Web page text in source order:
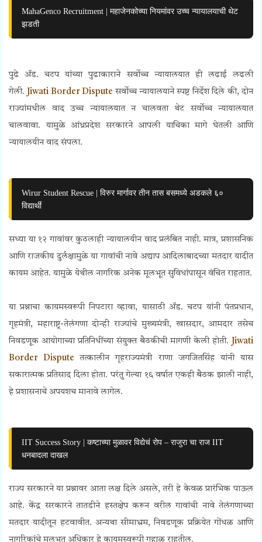
MahaGenco Recruitment | महाजेनकोच्या नियमांवर उच्च न्यायालयाची थेट
झडती
पुढे ॲड. चटप यांच्या पुढाकाराने सर्वोच्च न्यायालयात ही लढाई लढली
गेली. Jiwati Border Disputeसर्वोच्च न्यायालयाने स्पष्ट निर्देश दिले की, दोन
राज्यांमधील वाद उच्च न्यायालयात न चालवता थेट सर्वोच्च न्यायालयात
चालवावा. यामुळे आंध्रप्रदेश सरकारने आपली याचिका मागे घेतली आणि
न्यायालयीन वाद संपला.
Wirur Student Rescue | विरुर मार्गावर तीन तास बसमध्ये अडकले ६०
विद्यार्थी
सध्या या १२ गावांवर कुठलाही न्यायालयीन वाद प्रलंबित नाही. मात्र, प्रशासनिक
आणि राजकीय दुर्लक्षामुळे या गावांची नावे अद्याप आदिलाबादच्या मतदार यादीत
कायम आहेत. यामुळे येथील नागरिक अनेक मूलभूत सुविधांपासून वंचित राहतात.
या प्रश्नाचा कायमस्वरूपी निपटारा व्हावा, यासाठी ॲड. चटप यांनी पंतप्रधान,
गृहमंत्री, महाराष्ट्र-तेलंगणा दोन्ही राज्यांचे मुख्यमंत्री, खासदार, आमदार तसेच
निवडणूक आयोगाच्या प्रतिनिधींच्या संयुक्त बैठकीची मागणी केली होती. Jiwati
Border Disputeतत्कालीन गृहराज्यमंत्री राणा जगजितसिंह यांनी यास
सकारात्मक प्रतिसाद दिला होता. परंतु गेल्या १६ वर्षात एकही बैठक झाली नाही,
हे प्रशासनाचे अपयशच मानावे लागेल.
IIT Success Story | कष्टाच्या मुळावर विद्येचं रोप – राजुरा चा राज IIT
धनबादला दाखल
राज्य सरकारने या प्रश्नावर आता लक्ष दिले असले, तरी हे केवळ प्रारंभिक पाऊल
आहे. केंद्र सरकारने तातडीने हस्तक्षेप करून वरील गावांची नावे तेलंगणाच्या
मतदार यादीतून हटवावीत. अन्यथा सीमाभ्रम, निवडणूक प्रक्रियेत गोंधळ आणि
नागरिकांचे मूलभूत अधिकार हे कायमस्वरूपी गहाळ राहतील.